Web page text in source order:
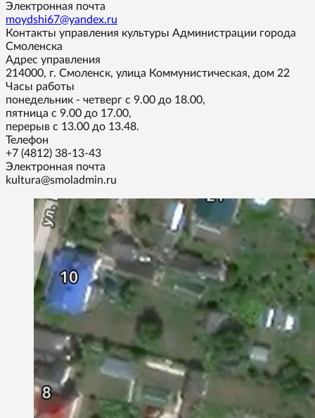
Электронная почта
moydshi67@yandex.ru
Контакты управления культуры Администрации города
Смоленска
Адрес управления
214000, г. Смоленск, улица Коммунистическая, дом 22
Часы работы
понедельник - четверг с 9.00 до 18.00,
пятница с 9.00 до 17.00,
перерыв с 13.00 до 13.48.
Телефон
+7 (4812) 38-13-43
Электронная почта
kultura@smoladmin.ru